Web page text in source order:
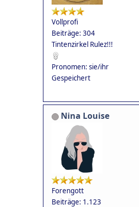
Vollprofi
Beiträge: 304
Tintenzirkel Rulez!!!
Pronomen: sie/ihr
Gespeichert
Nina Louise
Forengott
Beiträge: 1.123